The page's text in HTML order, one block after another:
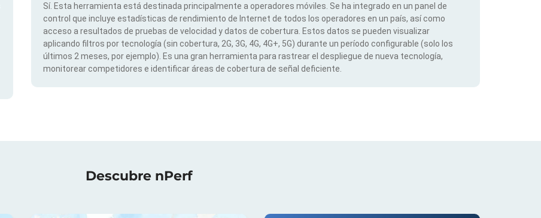
Sí. Esta herramienta está destinada principalmente a operadores móviles. Se ha integrado en un panel de
control que incluye estadísticas de rendimiento de Internet de todos los operadores en un país, así como
acceso a resultados de pruebas de velocidad y datos de cobertura. Estos datos se pueden visualizar
aplicando filtros por tecnología (sin cobertura, 2G, 3G, 4G, 4G+, 5G) durante un período configurable (solo los
últimos 2 meses, por ejemplo). Es una gran herramienta para rastrear el despliegue de nueva tecnología,
monitorear competidores e identificar áreas de cobertura de señal deficiente.
Descubre nPerf